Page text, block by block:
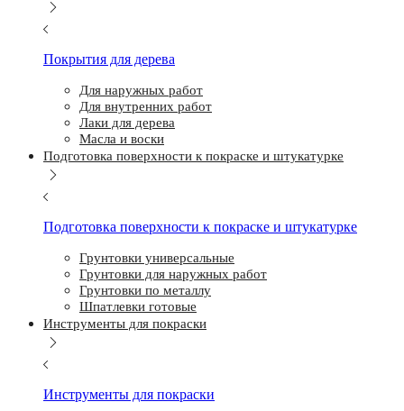
Покрытия для дерева
Для наружных работ
Для внутренних работ
Лаки для дерева
Масла и воски
Подготовка поверхности к покраске и штукатурке
Подготовка поверхности к покраске и штукатурке
Грунтовки универсальные
Грунтовки для наружных работ
Грунтовки по металлу
Шпатлевки готовые
Инструменты для покраски
Инструменты для покраски